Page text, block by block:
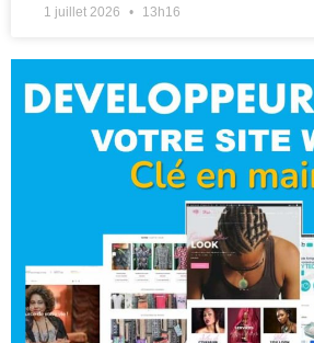
1 juillet 2026 13h16